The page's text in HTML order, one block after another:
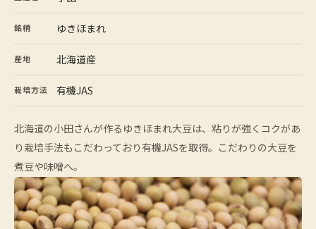
銘柄 ゆきほまれ
産地 北海道産
栽培方法 有機JAS
北海道の小田さんが作るゆきほまれ大豆は、粘りが強くコクがあ
り栽培手法もこだわっており有機JASを取得。こだわりの大豆を
煮豆や味噌へ。